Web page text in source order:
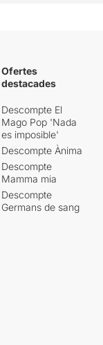
Ofertes
destacades
Descompte El
Mago Pop 'Nada
es imposible'
Descompte Ànima
Descompte
Mamma mia
Descompte
Germans de sang